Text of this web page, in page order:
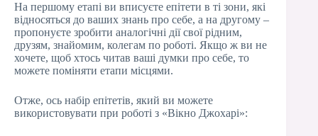
На першому етапі ви вписуєте епітети в ті зони, які
відносяться до ваших знань про себе, а на другому –
пропонуєте зробити аналогічні дії свої рідним,
друзям, знайомим, колегам по роботі. Якщо ж ви не
хочете, щоб хтось читав ваші думки про себе, то
можете поміняти етапи місцями.
Отже, ось набір епітетів, який ви можете
використовувати при роботі з «Вікно Джохарі»: